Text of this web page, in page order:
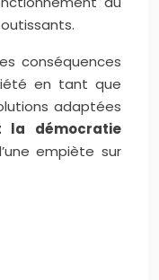
conséquences
en tant que
adaptées
la démocratie
empiète sur